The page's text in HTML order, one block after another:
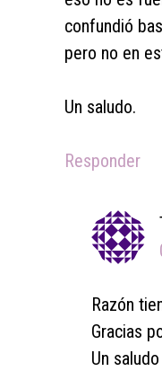
confundió
pero no en
Un saludo.
Responder
Razón
Gracias
Un saludo